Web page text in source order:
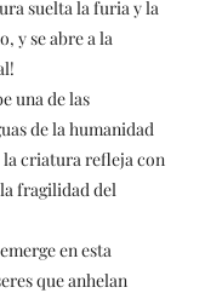
suelta la furia y la
y se abre a la
una de las
de la humanidad
criatura refleja con
fragilidad del
en esta
que anhelan